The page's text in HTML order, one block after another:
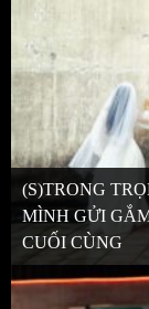
(S)TRONG
MÌNH GỬI
CUỐI CÙNG